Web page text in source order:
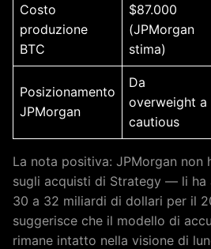
Costo
produzione
BTC
$87.000
(JPMorgan
stima)
Posizionamento
JPMorgan
Da
overweight a
cautious
La nota positiva: JPMorgan non
sugli acquisti di Strategy — li ha
30 a 32 miliardi di dollari per il
suggerisce che il modello di
rimane intatto nella visione di